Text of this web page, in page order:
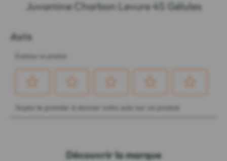
Juvamine Charbon Levure 45 Gélules
Découvrir la marque